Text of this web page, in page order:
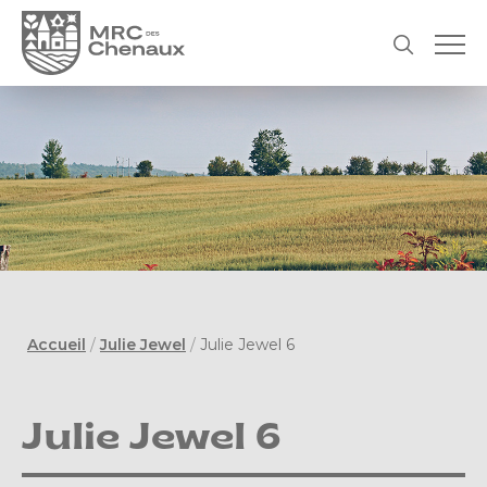
Accueil /Julie Jewel / Julie Jewel 6
Julie Jewel 6